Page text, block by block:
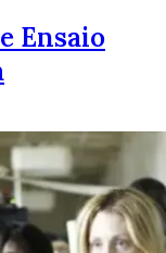
Ensaio